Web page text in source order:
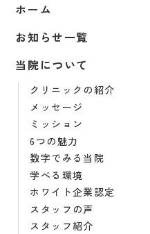
ホーム
お知らせ一覧
当院について
クリニックの紹介
メッセージ
ミッション
6つの魅力
数字でみる当院
学べる環境
ホワイト企業認定
スタッフの声
スタッフ紹介